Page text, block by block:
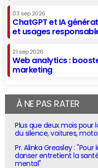
03 sep 2026
ChatGPT et IA
et usages
21 sep 2026
Web analytics :
marketing
À NE PAS RATER
Plus que deux mois pour
du silence, voitures,
Pr. Alinka Greasley :
danser entretient la
mental"